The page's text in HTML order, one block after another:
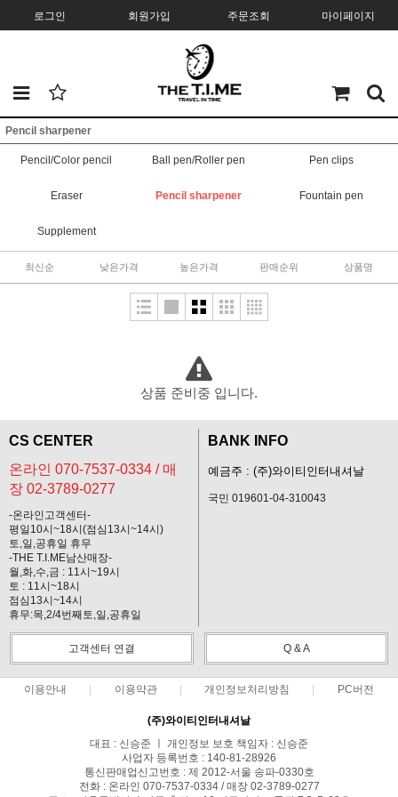
로그인 회원가입 주문조회 마이페이지
Pencil sharpener
Pencil/Color pencil Ball pen/Roller pen Pen clips
Eraser Pencil sharpener Fountain pen
Supplement
최신순 낮은가격 높은가격 판매순위 상품명
상품 준비중 입니다.
CS CENTER
온라인 070-7537-0334 / 매
장 02-3789-0277
-온라인고객센터-
평일10시~18시(점심13시~14시)
토,일,공휴일 휴무
-THE T.I.ME남산매장-
월,화,수,금 : 11시~19시
토 : 11시~18시
점심13시~14시
휴무:목,2/4번째토,일,공휴일
BANK INFO
예금주 : (주)와이티인터내셔날
국민 019601-04-310043
고객센터 연결 Q & A
이용안내 이용약관 개인정보처리방침 PC버전
(주)와이티인터내셔날
대표 : 신승준 ㅣ 개인정보 보호 책임자 : 신승준
사업자 등록번호 : 140-81-28926
통신판매업신고번호 : 제 2012-서울 송파-0330호
전화 : 온라인 070-7537-0334 / 매장 02-3789-0277